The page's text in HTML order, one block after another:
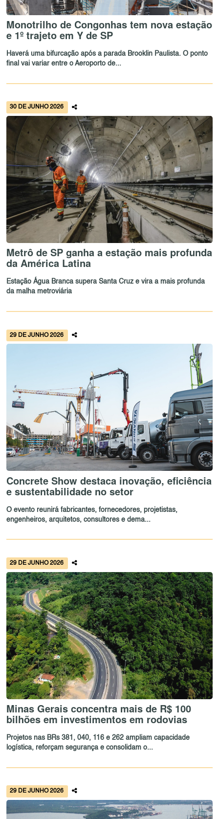
Monotrilho de Congonhas tem nova estação
e 1º trajeto em Y de SP
Haverá uma bifurcação após a parada Brooklin Paulista. O ponto
final vai variar entre o Aeroporto de...
30 DE JUNHO 2026
Metrô de SP ganha a estação mais profunda
da América Latina
Estação Água Branca supera Santa Cruz e vira a mais profunda
da malha metroviária
29 DE JUNHO 2026
Concrete Show destaca inovação, eficiência
e sustentabilidade no setor
O evento reunirá fabricantes, fornecedores, projetistas,
engenheiros, arquitetos, consultores e dema...
29 DE JUNHO 2026
Minas Gerais concentra mais de R$ 100
bilhões em investimentos em rodovias
Projetos nas BRs 381, 040, 116 e 262 ampliam capacidade
logística, reforçam segurança e consolidam o...
29 DE JUNHO 2026